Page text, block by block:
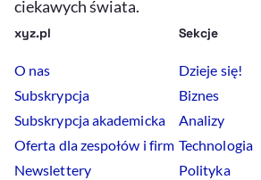
ciekawych świata.
xyz.pl
O nas
Subskrypcja
Subskrypcja akademicka
Oferta dla zespołów i firm
Newslettery
Sekcje
Dzieje się!
Biznes
Analizy
Technologia
Polityka